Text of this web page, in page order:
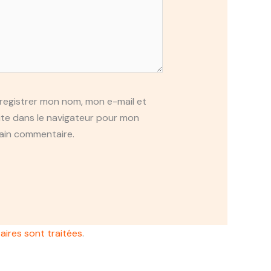
mon nom, mon e-mail et
dans le navigateur pour mon
commentaire.
sont traitées.